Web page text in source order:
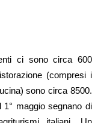
ci sono circa 600
(compresi i
sono circa 8500.
maggio segnano di